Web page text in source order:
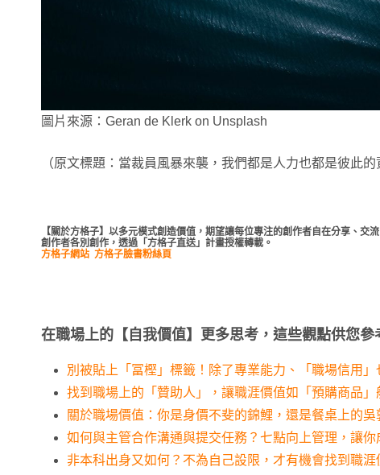
圖片來源：Geran de Klerk on Unsplash
（原文標題：當裁員風暴來襲，我們都是人力也都是彼此的
【關於方格子】以多元模式創造價值，期望讓每位專注的創作者自在分享、交
創作者各別創作，透過「方格子直送」計畫授權轉載。
方格子網站 方格子臉書粉絲頁
在職場上的【自我價值】更多思考，這些觀點供您參
別被貼上「冨樫」標籤！除了專業能力、「職場信用
找到職場上的「贊助人」，讓職涯價值如「預購商品」
關於職場價值：你是身價不斐的錦鯉，還是餐桌上的吳
如何與主管合作溝通與提交任務？七點向上管理，讓你
非本科出身又如何？不為自己設限，才有機會找到職涯